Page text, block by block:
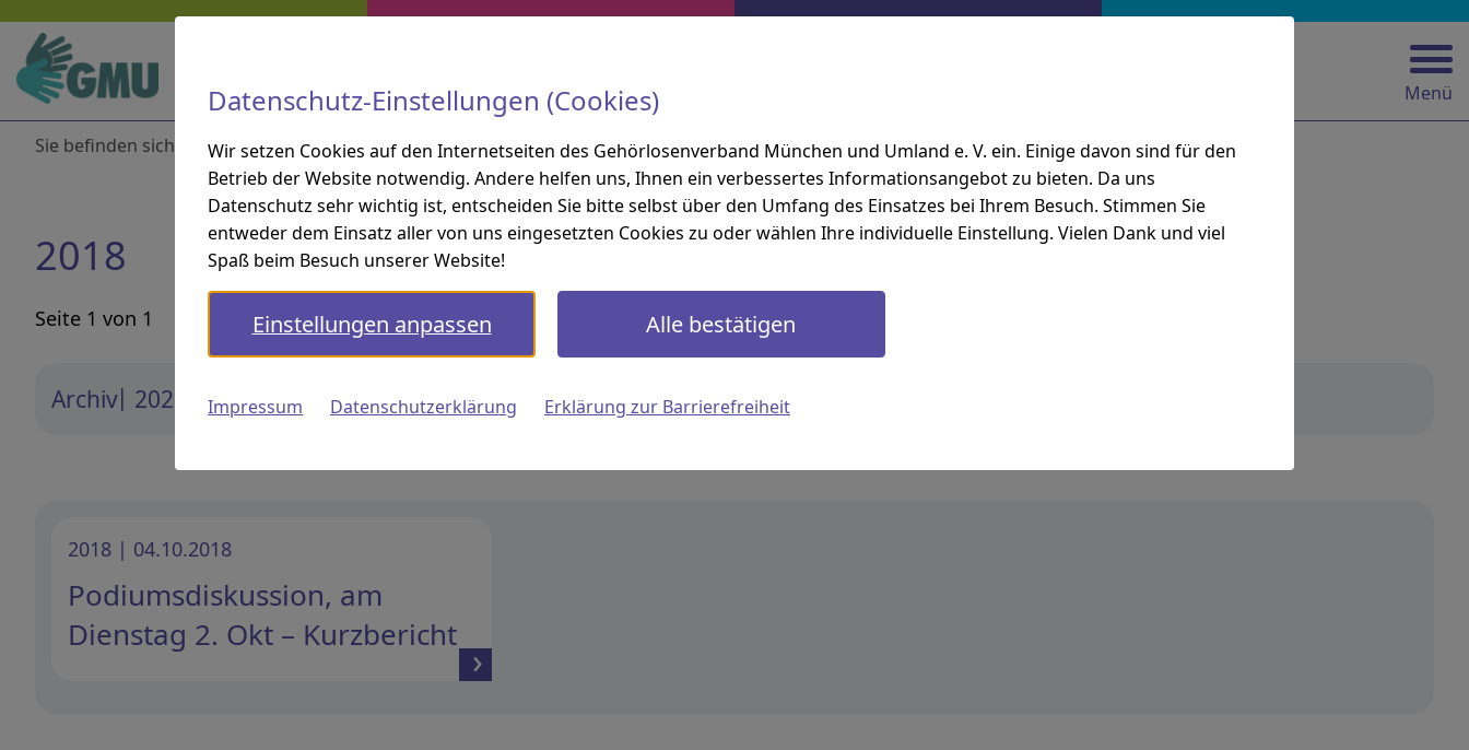
Datenschutz-Einstellungen (Cookies)
Wir setzen Cookies auf den Internetseiten des Gehörlosenverband München und Umland e. V. ein. Einige davon sind für den
Betrieb der Website notwendig. Andere helfen uns, Ihnen ein verbessertes Informationsangebot zu bieten. Da uns
Datenschutz sehr wichtig ist, entscheiden Sie bitte selbst über den Umfang des Einsatzes bei Ihrem Besuch. Stimmen Sie
entweder dem Einsatz aller von uns eingesetzten Cookies zu oder wählen Ihre individuelle Einstellung. Vielen Dank und viel
Spaß beim Besuch unserer Website!
Einstellungen anpassen Alle bestätigen
Impressum Datenschutzerklärung Erklärung zur Barrierefreiheit
Navigation und Service
Direkt zu:
Zur Hauptnavigation springen
Zur Suche springen
Zum Inhalt springen
Zu den Service-Informationen springen
Menü
Sie befinden sich hier: Startseite Aktuelles Archiv Kategorie: 2018
2018
Seite 1 von 1
Archiv 2023 2022 2021 2020 2019 2018 2017 2016 2015 2014
2018 | 04.10.2018
Podiumsdiskussion, am
Dienstag 2. Okt – Kurzbericht